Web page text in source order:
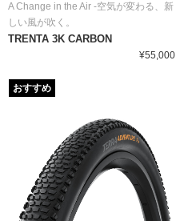
A Change in the Air -空気が変わる、新
しい風が吹く。
TRENTA 3K CARBON
¥55,000
おすすめ